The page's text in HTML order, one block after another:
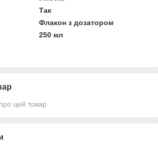
Так
Флакон з дозатором
250 мл
цей товар